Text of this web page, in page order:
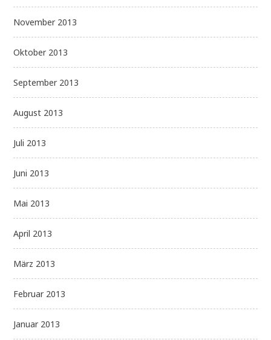
November 2013
Oktober 2013
September 2013
August 2013
Juli 2013
Juni 2013
Mai 2013
April 2013
März 2013
Februar 2013
Januar 2013